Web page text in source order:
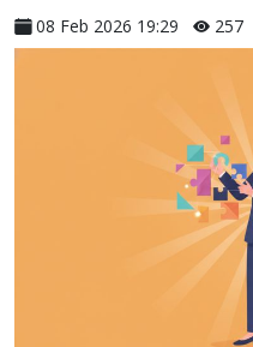
08 Feb 2026 19:29 257